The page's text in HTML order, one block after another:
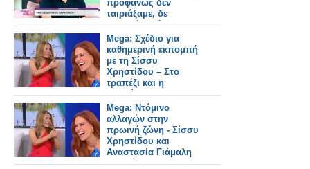
προφανώς δεν
ταιριάξαμε, δε
μετανιώνω όμως για
την επιλογή που
έκανα»
Mega: Σχέδιο για
καθημερινή εκπομπή
με τη Σίσσυ
Χρηστίδου – Στο
τραπέζι και η
μετακίνηση της
Αναστασίας Γιάμαλη
Mega: Ντόμινο
αλλαγών στην
πρωινή ζώνη - Σίσσυ
Χρηστίδου και
Αναστασία Γιάμαλη
υποψήφιες για